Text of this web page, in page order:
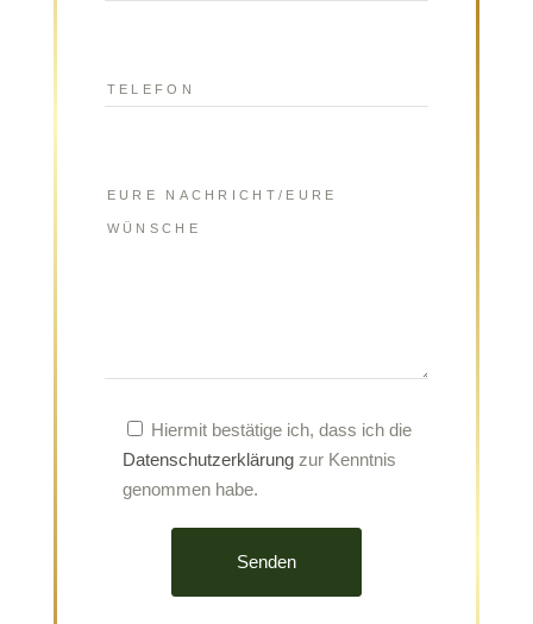
Hiermit bestätige ich, dass ich die
Datenschutzerklärungzur Kenntnis
genommen habe.
Senden